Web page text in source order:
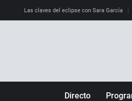
Las claves del eclipse con Sara García
Directo